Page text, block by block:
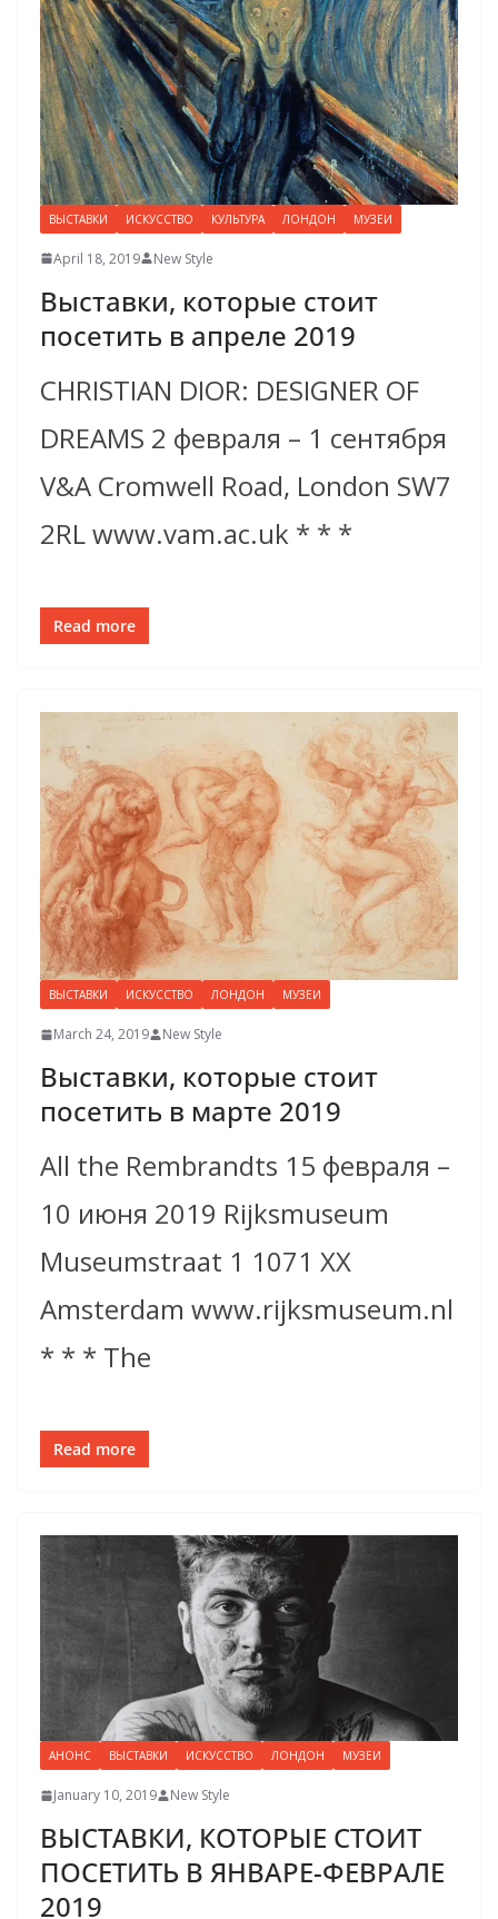
ВЫСТАВКИ ИСКУССТВО КУЛЬТУРА ЛОНДОН МУЗЕИ
April 18, 2019 New Style
Выставки, которые стоит
посетить в апреле 2019
CHRISTIAN DIOR: DESIGNER OF
DREAMS 2 февраля – 1 сентября
V&A Cromwell Road, London SW7
2RL www.vam.ac.uk * * *
Read more
ВЫСТАВКИ ИСКУССТВО ЛОНДОН МУЗЕИ
March 24, 2019 New Style
Выставки, которые стоит
посетить в марте 2019
All the Rembrandts 15 февраля –
10 июня 2019 Rijksmuseum
Museumstraat 1 1071 XX
Amsterdam www.rijksmuseum.nl
* * * The
Read more
АНОНС ВЫСТАВКИ ИСКУССТВО ЛОНДОН МУЗЕИ
January 10, 2019 New Style
ВЫСТАВКИ, КОТОРЫЕ CТОИТ
ПОСЕТИТЬ В ЯНВАРЕ-ФЕВРАЛЕ
2019